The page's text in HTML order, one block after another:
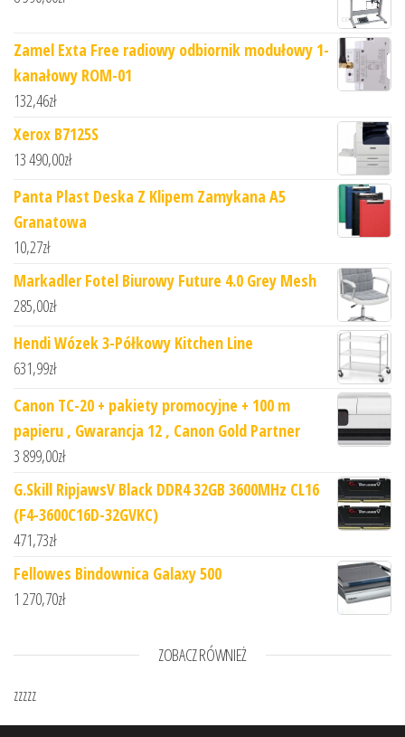
Zamel Exta Free radiowy odbiornik modułowy 1-
kanałowy ROM-01
132,46zł
Xerox B7125S
13 490,00zł
Panta Plast Deska Z Klipem Zamykana A5
Granatowa
10,27zł
Markadler Fotel Biurowy Future 4.0 Grey Mesh
285,00zł
Hendi Wózek 3-Półkowy Kitchen Line
631,99zł
Canon TC-20 + pakiety promocyjne + 100 m
papieru , Gwarancja 12 , Canon Gold Partner
3 899,00zł
G.Skill RipjawsV Black DDR4 32GB 3600MHz CL16
(F4-3600C16D-32GVKC)
471,73zł
Fellowes Bindownica Galaxy 500
1 270,70zł
ZOBACZ RÓWNIEŻ
zzzzz